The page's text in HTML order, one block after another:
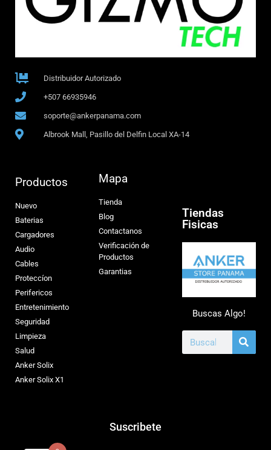
Distribuidor Autorizado
+507 66935946
soporte@ankerpanama.com
Albrook Mall, Pasillo del Delfin Local XA-14
Productos
Nuevo
Baterias
Cargadores
Audio
Cables
Proteccíon
Perifericos
Entretenimiento
Seguridad
Limpieza
Salud
Anker Solix
Anker Solix X1
Mapa
Tienda
Blog
Contactanos
Verificación de
Productos
Garantias
Tiendas
Fisicas
Buscas Algo!
Suscribete